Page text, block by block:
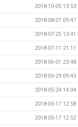
2018-10-05 13:53
2018-08-07 09:47
2018-07-25 13:41
2018-07-11 21:11
2018-06-01 23:48
2018-05-29 09:43
2018-05-24 14:04
2018-05-17 12:58
2018-05-17 12:52